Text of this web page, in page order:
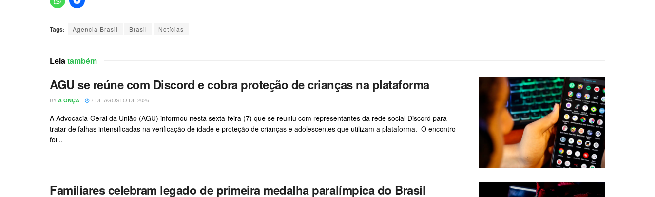
Tags: Agencia Brasil Brasil Notícias
Leiatambém
AGU se reúne com Discord e cobra proteção de crianças na plataforma
BY A ONÇA 7 DE AGOSTO DE 2026
A Advocacia-Geral da União (AGU) informou nesta sexta-feira (7) que se reuniu com representantes da rede social Discord para
tratar de falhas intensificadas na verificação de idade e proteção de crianças e adolescentes que utilizam a plataforma. O encontro
foi...
Familiares celebram legado de primeira medalha paralímpica do Brasil